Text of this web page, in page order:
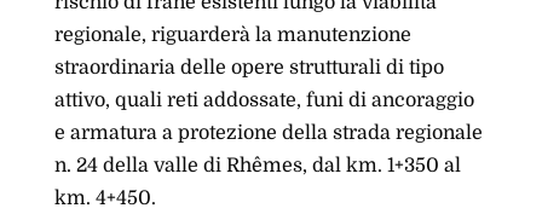
regionale, riguarderà la manutenzione
straordinaria delle opere strutturali di tipo
attivo, quali reti addossate, funi di ancoraggio
e armatura a protezione della strada regionale
n. 24 della valle di Rhêmes, dal km. 1+350 al
km. 4+450.